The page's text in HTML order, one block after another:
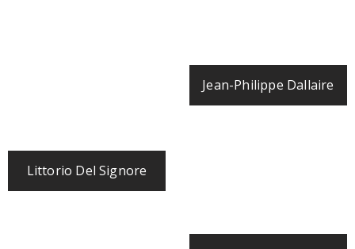
Jean-Philippe Dallaire
Littorio Del Signore